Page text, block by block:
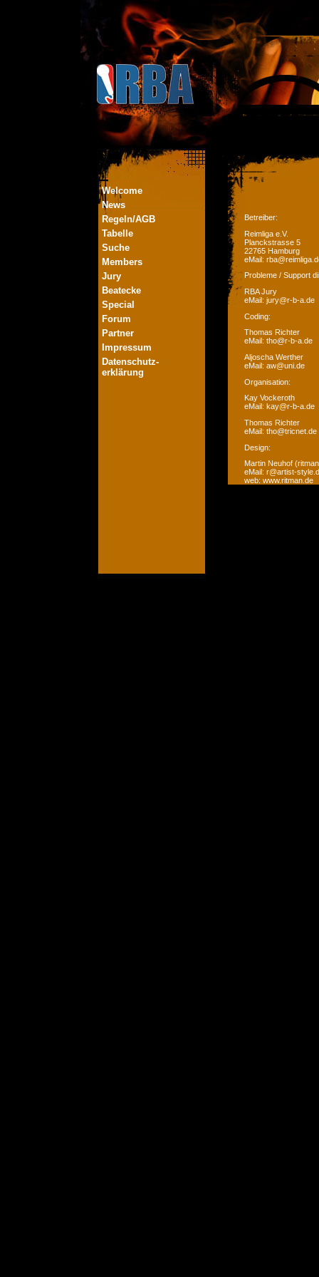
Welcome
News
Regeln/AGB
Tabelle
Suche
Members
Jury
Beatecke
Special
Forum
Partner
Impressum
Datenschutz-
erklärung
Betreiber:
Reimliga e.V.
Planckstrasse 5
22765 Hamburg
eMail:
Probleme / Support
RBA Jury
eMail: jury@r-b-a.de
Coding:
Thomas Richter
eMail: tho@r-b-a.de
Aljoscha Werther
eMail: aw@uni.de
Organisation:
Kay Vockeroth
eMail: kay@r-b-a.de
Thomas Richter
eMail: tho@tricnet.de
Design:
Martin Neuhof
eMail: r@artist-
web: www.ritman.de